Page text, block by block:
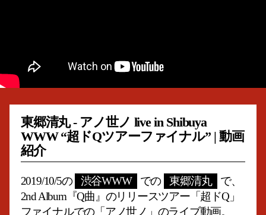
東郷清丸 - アノ世ノ live in Shibuya
WWW “超ドQツアーファイナル” | 動画
紹介
2019/10/5の 渋谷WWW での 東郷清丸
で、
2nd Album『Q曲』のリリースツアー「超ドQ」
ファイナルでの「アノ世ノ」のライブ動画。